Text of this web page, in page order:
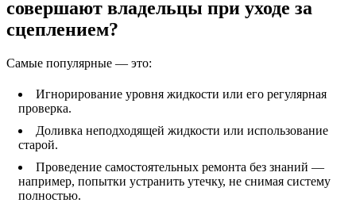
совершают владельцы при уходе за
сцеплением?
Самые популярные — это:
Игнорирование уровня жидкости или его регулярная
проверка.
Доливка неподходящей жидкости или использование
старой.
Проведение самостоятельных ремонта без знаний —
например, попытки устранить утечку, не снимая систему
полностью.